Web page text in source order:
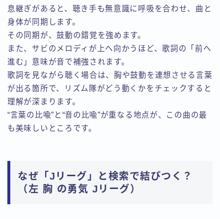
息継ぎがあると、聴き手も無意識に呼吸を合わせ、曲と
身体が同期します。
その同期が、鼓動の錯覚を強めます。
また、サビのメロディが上へ向かうほど、歌詞の「前へ
進む」意味が音で補強されます。
歌詞を見ながら聴く場合は、胸や鼓動を連想させる言葉
が出る箇所で、リズム隊がどう動くかをチェックすると
理解が深まります。
“言葉の比喩”と“音の比喩”が重なる地点が、この曲の最
も美味しいところです。
なぜ「Jリーグ」と検索で結びつく？
（左 胸 の勇気 Jリーグ）